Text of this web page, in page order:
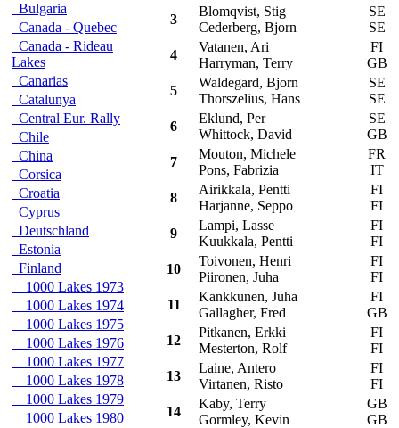
Bulgaria
Canada - Quebec
Canada - Rideau
Lakes
Canarias
Catalunya
Central Eur. Rally
Chile
China
Corsica
Croatia
Cyprus
Deutschland
Estonia
Finland
1000 Lakes 1973
1000 Lakes 1974
1000 Lakes 1975
1000 Lakes 1976
1000 Lakes 1977
1000 Lakes 1978
1000 Lakes 1979
1000 Lakes 1980
3
Blomqvist, Stig
Cederberg, Bjorn
SE
SE
4
Vatanen, Ari
Harryman, Terry
FI
GB
5
Waldegard, Bjorn
Thorszelius, Hans
SE
SE
6
Eklund, Per
Whittock, David
SE
GB
7
Mouton, Michele
Pons, Fabrizia
FR
IT
8
Airikkala, Pentti
Harjanne, Seppo
FI
FI
9
Lampi, Lasse
Kuukkala, Pentti
FI
FI
10
Toivonen, Henri
Piironen, Juha
FI
FI
11
Kankkunen, Juha
Gallagher, Fred
FI
GB
12
Pitkanen, Erkki
Mesterton, Rolf
FI
FI
13
Laine, Antero
Virtanen, Risto
FI
FI
14
Kaby, Terry
Gormley, Kevin
GB
GB